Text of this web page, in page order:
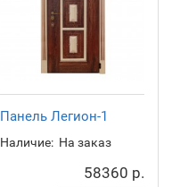
Панель Легион-1
Наличие: На заказ
58360 р.